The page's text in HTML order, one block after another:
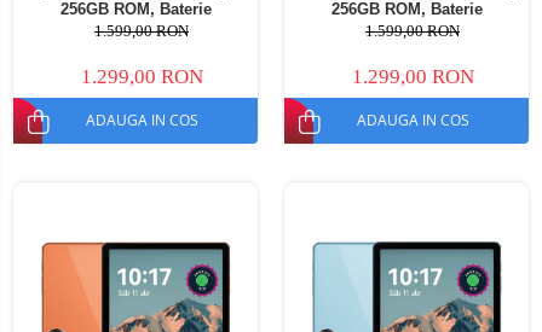
Telefoane mobile Xiaomi
Telefoane mobile Realme
Telefoane mobile ZTE Nubia
256GB ROM, Baterie
10800mAh, Android, Wi-Fi
1.599,00 RON
1.299,00 RON
ADAUGA IN COS
256GB ROM, Baterie
10800mAh, Android, Wi-Fi
1.599,00 RON
1.299,00 RON
ADAUGA IN COS